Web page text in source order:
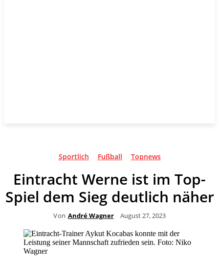
Sportlich Fußball Topnews
Eintracht Werne ist im Top-
Spiel dem Sieg deutlich näher
Von André Wagner August 27, 2023